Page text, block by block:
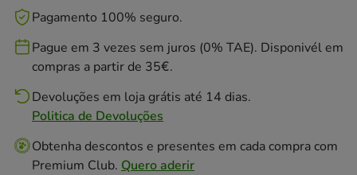
Pagamento 100% seguro.
Pague em 3 vezes sem juros (0% TAE). Disponivél em
compras a partir de 35€.
Devoluções em loja grátis até 14 dias.
Politica de Devoluções
Obtenha descontos e presentes em cada compra com
Premium Club. Quero aderir